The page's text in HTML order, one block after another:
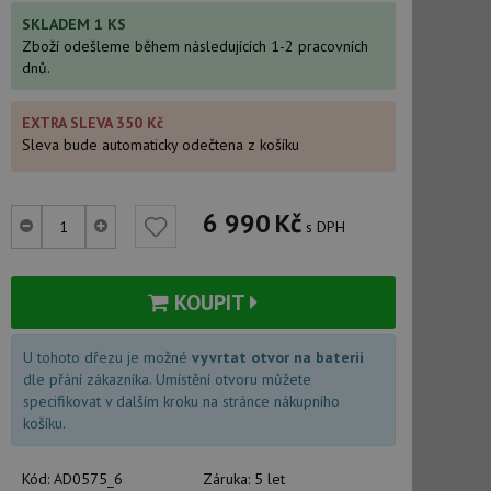
SKLADEM 1 KS
Zboží odešleme během následujících 1-2 pracovních
dnů.
EXTRA SLEVA 350 Kč
Sleva bude automaticky odečtena z košíku
6 990Kč s DPH
KOUPIT
U tohoto dřezu je možné vyvrtat otvor na baterii
dle přání zákazníka. Umístění otvoru můžete
specifikovat v dalším kroku na stránce nákupního
košíku.
Kód: AD0575_6 Záruka: 5 let